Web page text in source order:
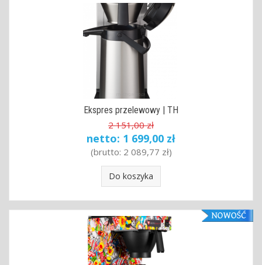
Ekspres przelewowy | TH
2 151,00 zł
netto: 1 699,00 zł
(brutto: 2 089,77 zł)
Do koszyka